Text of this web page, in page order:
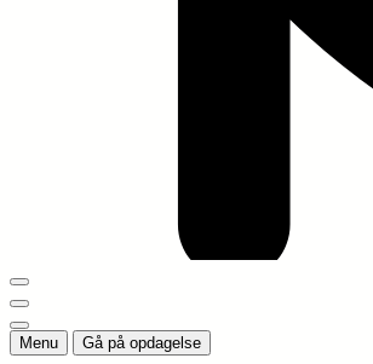
Menu Gå på opdagelse